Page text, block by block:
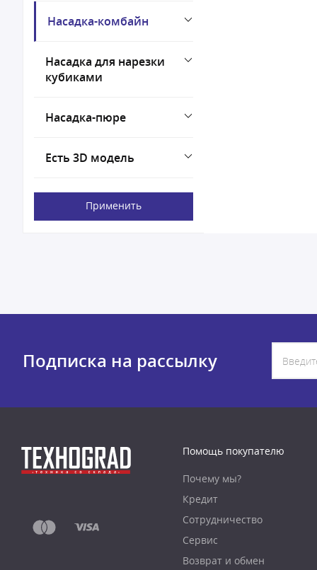
Насадка-комбайн
Насадка для нарезки
кубиками
Насадка-пюре
Есть 3D модель
Применить
Подписка на рассылку
Помощь покупателю
Почему мы?
Кредит
Сотрудничество
Сервис
Возврат и обмен